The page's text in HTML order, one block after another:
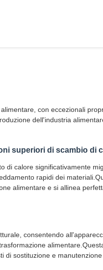
con eccezionali
dell'industria
superiori di scambio di
di calore significativamente
rapidi dei
alimentare e si allinea
consentendo
sostituzione e